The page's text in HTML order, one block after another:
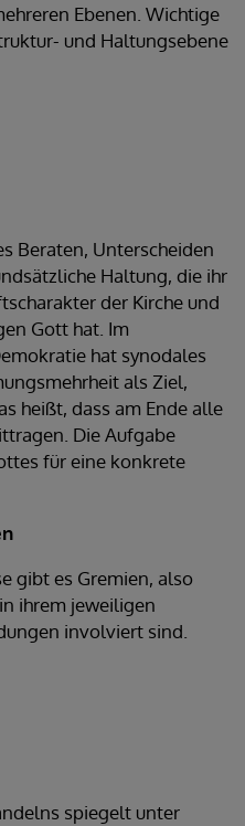
Ebenen. Wichtige
und Haltungsebene
Beraten, Unterscheiden
Haltung, die ihr
der Kirche und
Gott hat. Im
hat synodales
als Ziel,
heißt, dass am Ende alle
Die Aufgabe
für eine konkrete
gibt es Gremien, also
ihrem jeweiligen
involviert sind.
spiegelt unter